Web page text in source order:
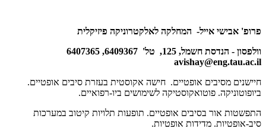
פרופ' אבישי אייל- המחלקה לאלקטרוניקה פיזיקלית
וולפסון - הנדסת חשמל, 125, טל' 6409367, 6407365
avishay@eng.tau.ac.il
חיישנים מסיבים אופטיים. חישה אקוסטית בעזרת סיבים אופטיים.
ביופוטוניקה. פוטואקוסטיקה לשימושים ביו-רפואיים.
התפשטות אור בסיבים אופטיים. תופעות תלויות קיטוב במערכות
סיב-אופטיות. מדידות אופטיות.